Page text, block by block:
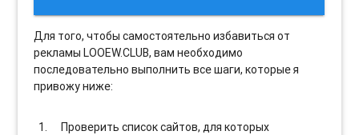
Для того, чтобы самостоятельно избавиться от
рекламы LOOEW.CLUB, вам необходимо
последовательно выполнить все шаги, которые я
привожу ниже:
Проверить список сайтов, для которых